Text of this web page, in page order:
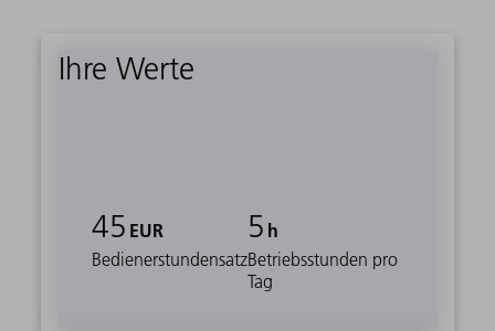
Ihre Werte
45 EUR
Bedienerstundensatz
5 h
Betriebsstunden pro
Tag